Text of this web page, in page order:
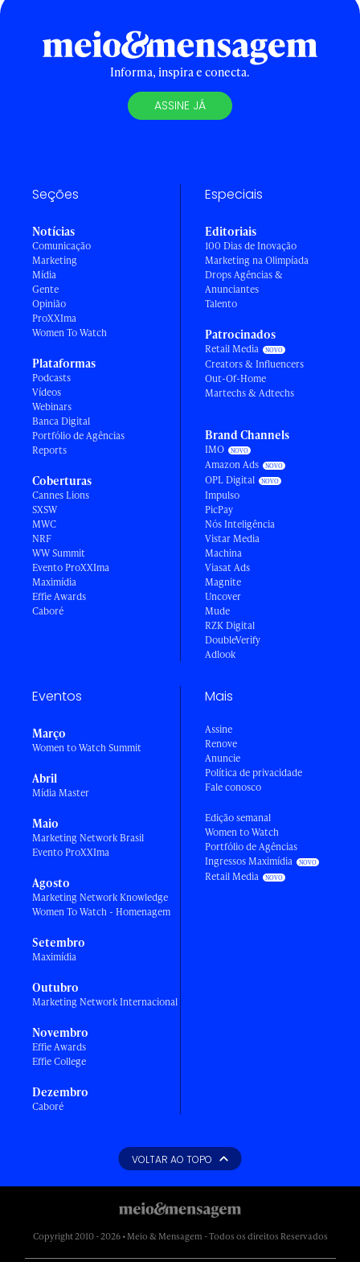
Informa, inspira e conecta.
ASSINE JÁ
Seções
Notícias
Comunicação
Marketing
Mídia
Gente
Opinião
ProXXIma
Women To Watch
Plataformas
Podcasts
Vídeos
Webinars
Banca Digital
Portfólio de Agências
Reports
Coberturas
Cannes Lions
SXSW
MWC
NRF
WW Summit
Evento ProXXIma
Maximídia
Effie Awards
Caboré
Especiais
Editoriais
100 Dias de Inovação
Marketing na Olimpíada
Drops Agências &
Anunciantes
Talento
Patrocinados
Retail Media
Creators & Influencers
Out-Of-Home
Martechs & Adtechs
Brand Channels
IMO
Amazon Ads
OPL Digital
Impulso
PicPay
Nós Inteligência
Vistar Media
Machina
Viasat Ads
Magnite
Uncover
Mude
RZK Digital
DoubleVerify
Adlook
Eventos
Março
Women to Watch Summit
Abril
Mídia Master
Maio
Marketing Network Brasil
Evento ProXXIma
Agosto
Marketing Network Knowledge
Women To Watch - Homenagem
Setembro
Maximídia
Outubro
Marketing Network Internacional
Novembro
Effie Awards
Effie College
Dezembro
Caboré
Mais
Assine
Renove
Anuncie
Política de privacidade
Fale conosco
Edição semanal
Women to Watch
Portfólio de Agências
Ingressos Maximídia
Retail Media
VOLTAR AO TOPO
Copyright 2010 - 2026 • Meio & Mensagem - Todos os direitos Reservados